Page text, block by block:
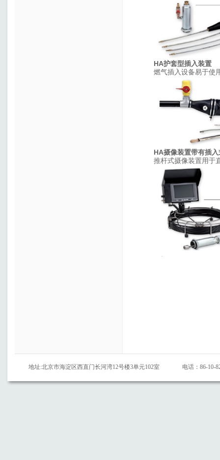
HA护套型插入装置
燃气插入设备易于使
HA摄像装置带有插
推杆式摄像装置用于
地址:北京市海淀区西直门长河湾12号楼3单元102室 电话：86-10-